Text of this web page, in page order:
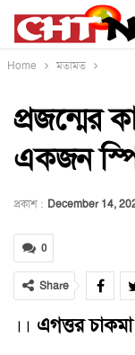
Home মতামত
প্রজন্মের
একজন
প্রকাশ : December 14,
0
Share
।। এগত্তর চাকমা